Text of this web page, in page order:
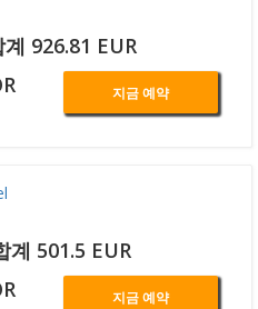
926.81 EUR
지금 예약
계 501.5 EUR
지금 예약